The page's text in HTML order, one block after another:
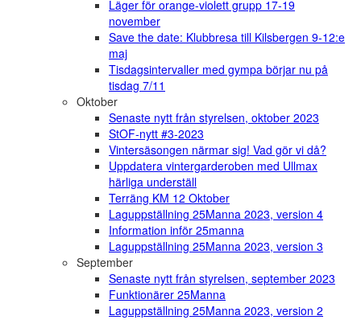
Läger för orange-violett grupp 17-19
november
Save the date: Klubbresa till Kilsbergen 9-12:e
maj
Tisdagsintervaller med gympa börjar nu på
tisdag 7/11
Oktober
Senaste nytt från styrelsen, oktober 2023
StOF-nytt #3-2023
Vintersäsongen närmar sig! Vad gör vi då?
Uppdatera vintergarderoben med Ullmax
härliga underställ
Terräng KM 12 Oktober
Laguppställning 25Manna 2023, version 4
Information inför 25manna
Laguppställning 25Manna 2023, version 3
September
Senaste nytt från styrelsen, september 2023
Funktionärer 25Manna
Laguppställning 25Manna 2023, version 2